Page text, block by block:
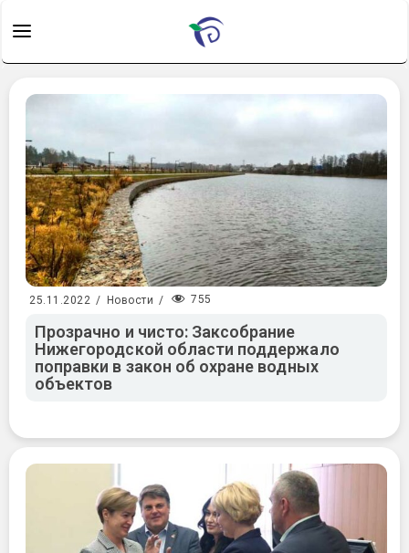
25.11.2022 / Новости / 755
Прозрачно и чисто: Заксобрание
Нижегородской области поддержало
поправки в закон об охране водных
объектов